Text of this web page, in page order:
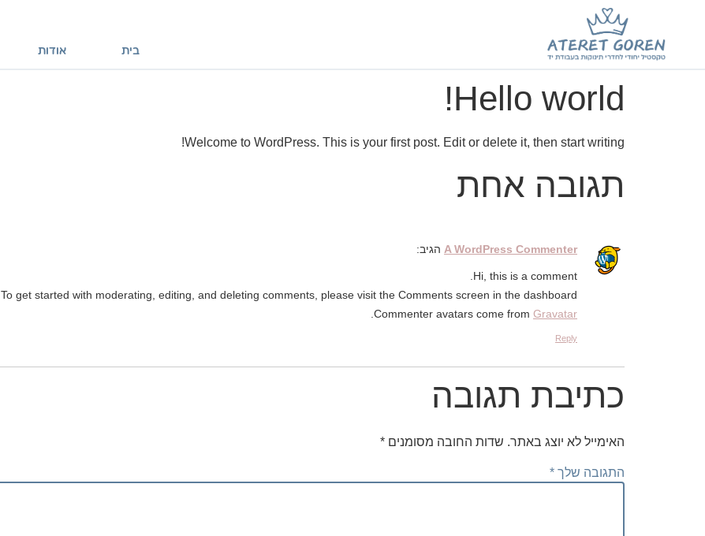
בית אודות
Hello world!
Welcome to WordPress. This is your first post. Edit or delete it, then start writing!
תגובה אחת
A WordPress Commenter הגיב:
Hi, this is a comment.
To get started with moderating, editing, and deleting comments, please visit the Comments screen in the dashboard.
Commenter avatars come from Gravatar
Reply
כתיבת תגובה
האימייל לא יוצג באתר. שדות החובה מסומנים *
התגובה שלך *